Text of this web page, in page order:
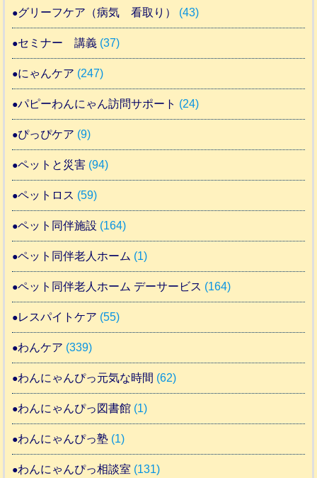
グリーフケア（病気 看取り） (43)
セミナー 講義 (37)
にゃんケア (247)
パピーわんにゃん訪問サポート (24)
ぴっぴケア (9)
ペットと災害 (94)
ペットロス (59)
ペット同伴施設 (164)
ペット同伴老人ホーム (1)
ペット同伴老人ホーム デーサービス (164)
レスパイトケア (55)
わんケア (339)
わんにゃんぴっ元気な時間 (62)
わんにゃんぴっ図書館 (1)
わんにゃんぴっ塾 (1)
わんにゃんぴっ相談室 (131)